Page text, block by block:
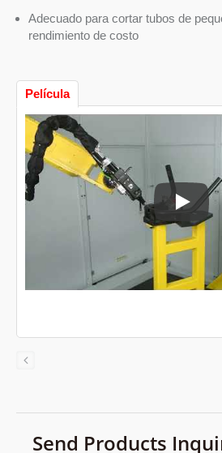
Adecuado para cortar tubos de
rendimiento de costo
Película
YLM